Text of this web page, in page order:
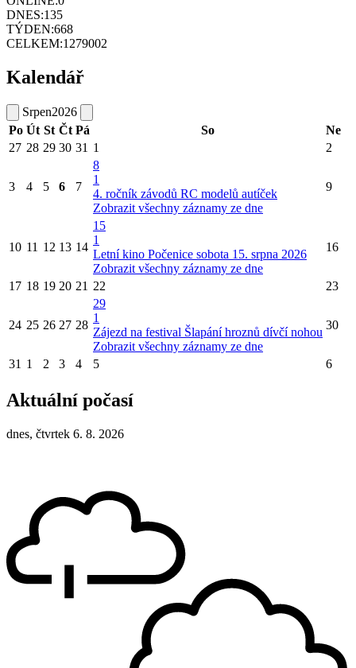
DNES:135
TÝDEN:668
CELKEM:1279002
Kalendář
Srpen2026
Po Út St Čt Pá So
Ne
27 28 29 30 31 1 2
3 4 5 6 7
8
1
4. ročník závodů RC modelů autíček
Zobrazit všechny záznamy ze dne
9
10 11 12 13 14
15
1
Letní kino Počenice sobota 15. srpna 2026
Zobrazit všechny záznamy ze dne
16
17 18 19 20 21 22 23
24 25 26 27 28
29
1
Zájezd na festival Šlapání hroznů dívčí nohou
Zobrazit všechny záznamy ze dne
30
31 1 2 3 4 5 6
Aktuální počasí
dnes, čtvrtek 6. 8. 2026